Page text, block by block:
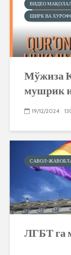
ВИДЕО
ШИРК ВА
Мўжиза
мушрик
19/12/2024
САВОЛ-
ЛГБТ га